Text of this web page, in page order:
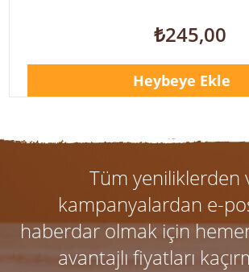
₺245,00
Heybeye Ekle
Tüm yeniliklerden
kampanyalardan e-
haberdar olmak için
avantajlı fiyatları